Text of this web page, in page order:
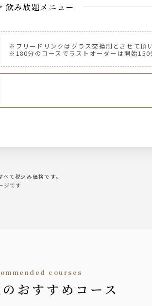
飲み放題メニュー
プレミアム・モルツ黒
プレミアム・モルツ
プレミアム・モルツ ハーフ＆ハーフ
ヴィクトリアン・アルト
ジムビーム ハイボール
ウォッカグレープフルーツ
テキーラオレンジ
カシス・ピーチ※以下からお好みの割材をお
※フリードリンクはグラス交換制とさせて頂
※180分のコースでラストオーダーは開始150
べて税込み価格です。
ジです
courses
のおすすめコース